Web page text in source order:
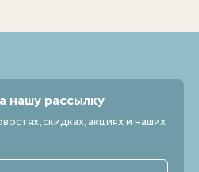
нашу рассылку
скидках, акциях и наших